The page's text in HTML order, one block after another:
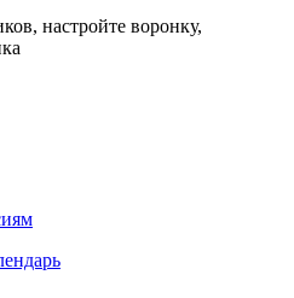
настройте воронку,